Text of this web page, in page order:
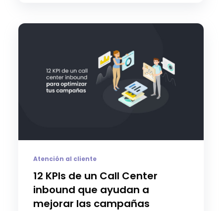
Atención al cliente
12 KPIs de un Call Center
inbound que ayudan a
mejorar las campañas